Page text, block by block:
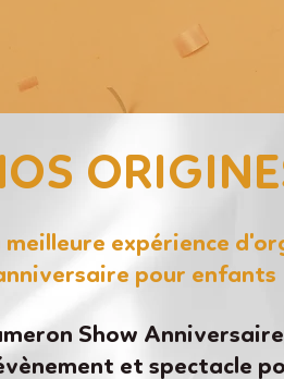
meilleure expérience
pour enfants
Show
et spectacle